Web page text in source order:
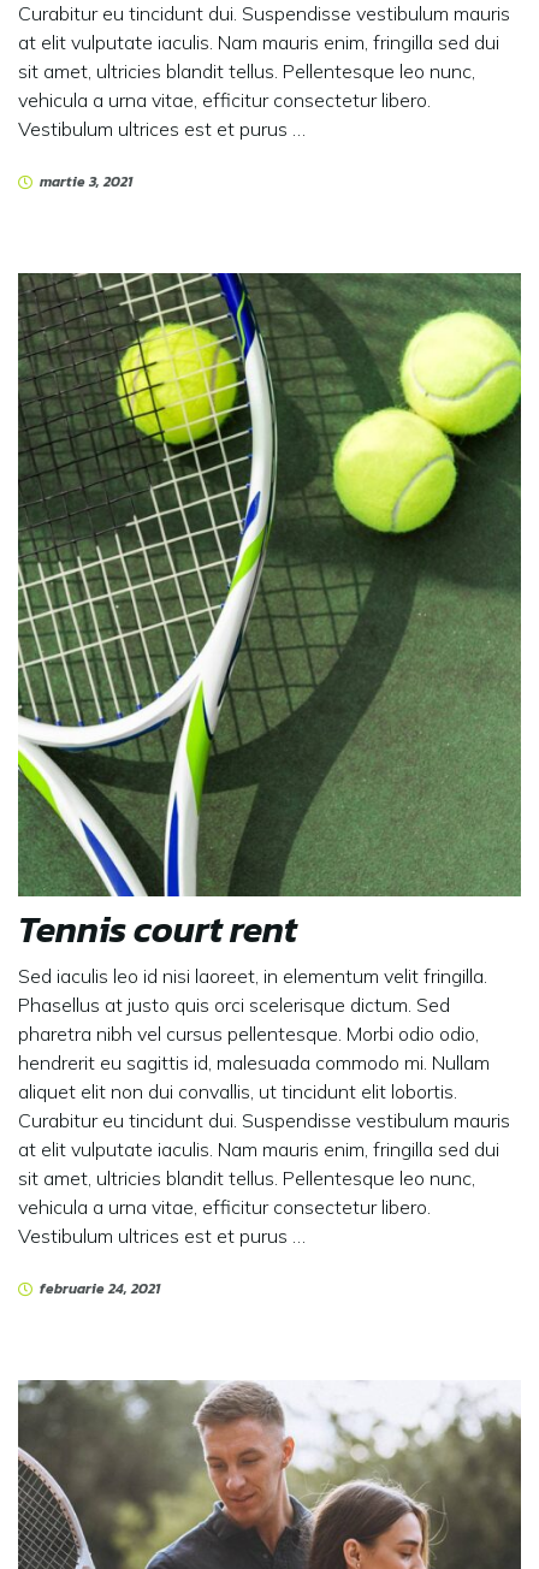
Curabitur eu tincidunt dui. Suspendisse vestibulum mauris
at elit vulputate iaculis. Nam mauris enim, fringilla sed dui
sit amet, ultricies blandit tellus. Pellentesque leo nunc,
vehicula a urna vitae, efficitur consectetur libero.
Vestibulum ultrices est et purus …
martie 3, 2021
Tennis court rent
Sed iaculis leo id nisi laoreet, in elementum velit fringilla.
Phasellus at justo quis orci scelerisque dictum. Sed
pharetra nibh vel cursus pellentesque. Morbi odio odio,
hendrerit eu sagittis id, malesuada commodo mi. Nullam
aliquet elit non dui convallis, ut tincidunt elit lobortis.
Curabitur eu tincidunt dui. Suspendisse vestibulum mauris
at elit vulputate iaculis. Nam mauris enim, fringilla sed dui
sit amet, ultricies blandit tellus. Pellentesque leo nunc,
vehicula a urna vitae, efficitur consectetur libero.
Vestibulum ultrices est et purus …
februarie 24, 2021